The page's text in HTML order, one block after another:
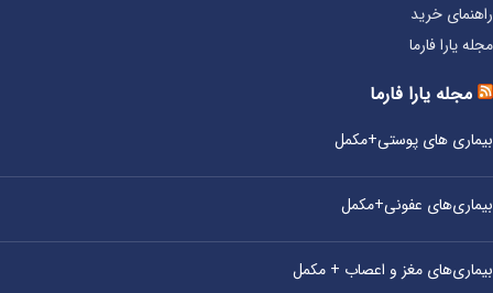
راهنمای خرید
مجله یارا فارما
مجله یارا فارما
بیماری‌ های پوستی+مکمل
بیماری‌های عفونی+مکمل
بیماری‌های مغز و اعصاب + مکمل